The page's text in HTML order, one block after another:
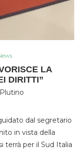
LA
DIRITTI”
dal segretario
in vista della
terrà per il Sud Italia